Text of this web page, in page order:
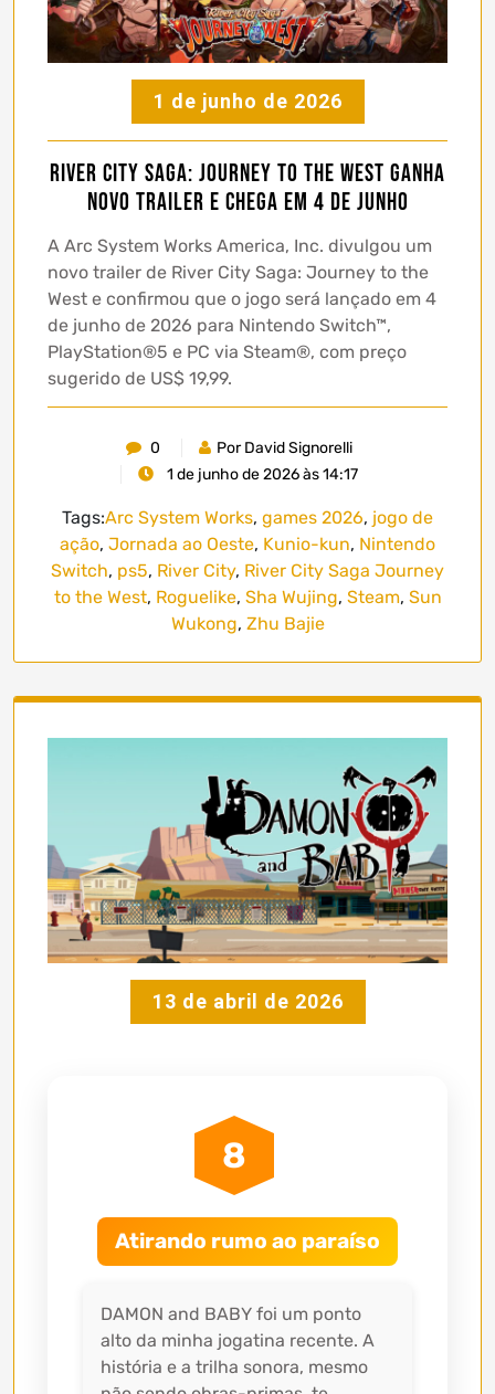
1 de junho de 2026
River City Saga: Journey to the West ganha
novo trailer e chega em 4 de junho
A Arc System Works America, Inc. divulgou um
novo trailer de River City Saga: Journey to the
West e confirmou que o jogo será lançado em 4
de junho de 2026 para Nintendo Switch™,
PlayStation®5 e PC via Steam®, com preço
sugerido de US$ 19,99.
0
Por David Signorelli
1 de junho de 2026 às 14:17
Tags:Arc System Works, games 2026, jogo de
ação, Jornada ao Oeste, Kunio-kun, Nintendo
Switch, ps5, River City, River City Saga Journey
to the West, Roguelike, Sha Wujing, Steam, Sun
Wukong, Zhu Bajie
13 de abril de 2026
8
Atirando rumo ao paraíso
DAMON and BABY foi um ponto
alto da minha jogatina recente. A
história e a trilha sonora, mesmo